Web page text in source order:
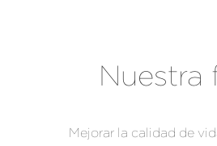
Nuestra
Mejorar la calidad de